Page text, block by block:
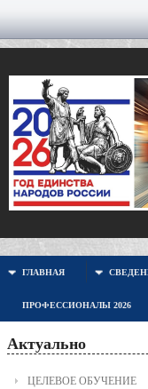
ГЛАВНАЯ
ПРОФЕССИОНАЛЫ 2026
Актуально
ЦЕЛЕВОЕ ОБУЧЕНИЕ